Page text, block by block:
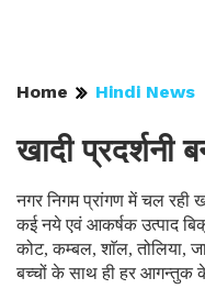
Home Hindi News
खादी प्रदर्शनी
नगर निगम प्रांगण में चल रही
कई नये एवं आकर्षक उत्पाद
कोट, कम्बल, शाॅल, तोलिया,
बच्चों के साथ ही हर आगन्तुक